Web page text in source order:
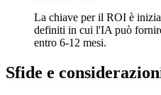
La chiave per il ROI è
definiti in cui l'IA può
entro 6-12 mesi.
Sfide e